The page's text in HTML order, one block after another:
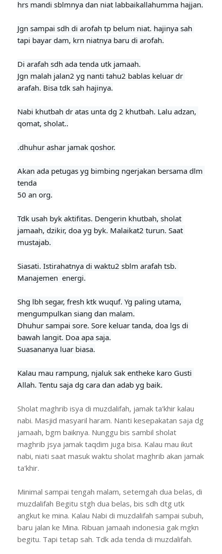
hrs mandi sblmnya dan niat labbaikallahumma hajjan.
Jgn sampai sdh di arofah tp belum niat. hajinya sah
tapi bayar dam, krn niatnya baru di arofah.
Di arafah sdh ada tenda utk jamaah.
Jgn malah jalan2 yg nanti tahu2 bablas keluar dr
arafah. Bisa tdk sah hajinya.
Nabi khutbah dr atas unta dg 2 khutbah. Lalu adzan,
qomat, sholat..
.dhuhur ashar jamak qoshor.
Akan ada petugas yg bimbing ngerjakan bersama dlm
tenda
50 an org.
Tdk usah byk aktifitas. Dengerin khutbah, sholat
jamaah, dzikir, doa yg byk. Malaikat2 turun. Saat
mustajab.
Siasati. Istirahatnya di waktu2 sblm arafah tsb.
Manajemen  energi.
Shg lbh segar, fresh ktk wuquf. Yg paling utama,
mengumpulkan siang dan malam.
Dhuhur sampai sore. Sore keluar tanda, doa lgs di
bawah langit. Doa apa saja.
Suasananya luar biasa.
Kalau mau rampung, njaluk sak entheke karo Gusti
Allah. Tentu saja dg cara dan adab yg baik.
Sholat maghrib isya di muzdalifah, jamak ta'khir kalau
nabi. Masjid masyaril haram. Nanti kesepakatan saja dg
jamaah, bgm baiknya. Nunggu bis sambil sholat
maghrib jsya jamak taqdim juga bisa. Kalau mau ikut
nabi, niati saat masuk waktu sholat maghrib akan jamak
ta'khir.
Minimal sampai tengah malam, setemgah dua belas, di
muzdalifah Begitu stgh dua belas, bis sdh dtg utk
angkut ke mina. Kalau Nabi di muzdalifah sampai subuh,
baru jalan ke Mina. Ribuan jamaah indonesia gak mgkn
begitu. Tapi tetap sah. Tdk ada tenda di muzdalifah.